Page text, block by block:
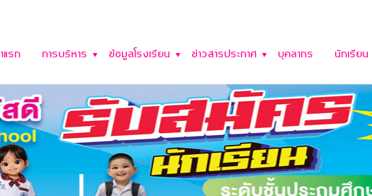
แรก การบริหาร ข้อมูลโรงเรียน ข่าวสารประกาศ บุคลากร นักเรียน